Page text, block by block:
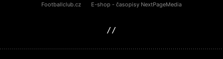
Footballclub.cz E-shop - časopisy NextPageMedia